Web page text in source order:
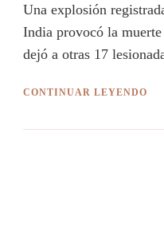
Una explosión
India provocó la
dejó a otras 17
CONTINUAR LEYENDO